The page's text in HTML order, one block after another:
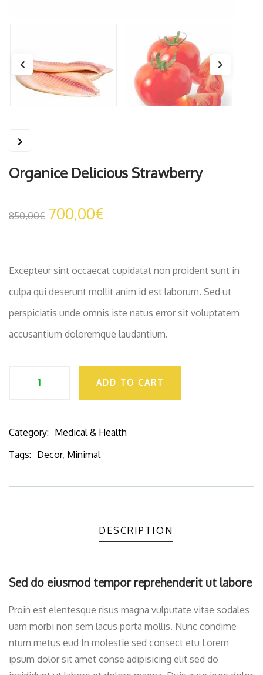
Organice Delicious Strawberry
850,00€ 700,00€
Excepteur sint occaecat cupidatat non proident sunt in
culpa qui deserunt mollit anim id est laborum. Sed ut
perspiciatis unde omnis iste natus error sit voluptatem
accusantium doloremque laudantium.
ADD TO CART
Category: Medical & Health
Tags: Decor, Minimal
DESCRIPTION
Sed do eiusmod tempor reprehenderit ut labore
Proin est elentesque risus magna vulputate vitae sodales
uam morbi non sem lacus porta mollis. Nunc condime
ntum metus eud In molestie sed consect etu Lorem
ipsum dolor sit amet conse adipisicing elit sed do